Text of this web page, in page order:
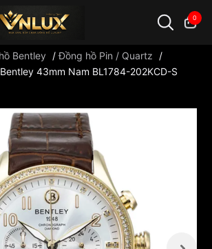
0
Bentley /Đồng hồ Pin / Quartz
/
Bentley 43mm Nam BL1784-202KCD-S